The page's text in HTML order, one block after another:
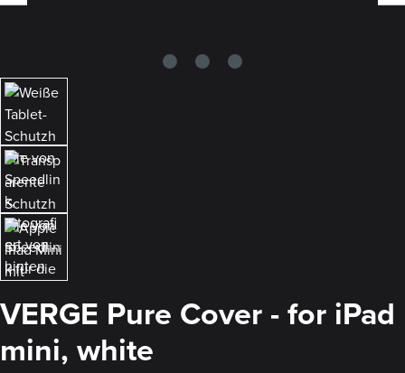
VERGE Pure Cover - for iPad
mini, white